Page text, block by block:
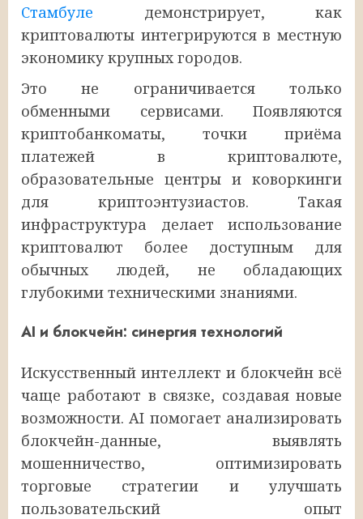
Стамбуле демонстрирует, как
криптовалюты интегрируются в местную
экономику крупных городов.
Это не ограничивается только
обменными сервисами. Появляются
криптобанкоматы, точки приёма
платежей в криптовалюте,
образовательные центры и коворкинги
для криптоэнтузиастов. Такая
инфраструктура делает использование
криптовалют более доступным для
обычных людей, не обладающих
глубокими техническими знаниями.
AI и блокчейн: синергия технологий
Искусственный интеллект и блокчейн всё
чаще работают в связке, создавая новые
возможности. AI помогает анализировать
блокчейн-данные, выявлять
мошенничество, оптимизировать
торговые стратегии и улучшать
пользовательский опыт